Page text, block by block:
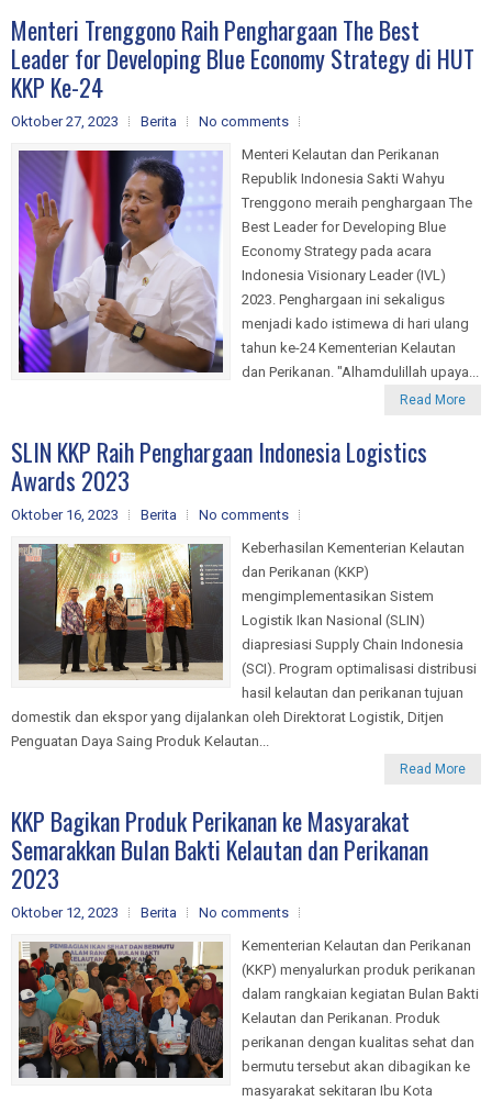
Menteri Trenggono Raih Penghargaan The Best
Leader for Developing Blue Economy Strategy di HUT
KKP Ke-24
Oktober 27, 2023 Berita
No comments
Menteri Kelautan dan Perikanan
Republik Indonesia Sakti Wahyu
Trenggono meraih penghargaan The
Best Leader for Developing Blue
Economy Strategy pada acara
Indonesia Visionary Leader (IVL)
2023. Penghargaan ini sekaligus
menjadi kado istimewa di hari ulang
tahun ke-24 Kementerian Kelautan
dan Perikanan. "Alhamdulillah upaya...
Read More
SLIN KKP Raih Penghargaan Indonesia Logistics
Awards 2023
Oktober 16, 2023 Berita
No comments
Keberhasilan Kementerian Kelautan
dan Perikanan (KKP)
mengimplementasikan Sistem
Logistik Ikan Nasional (SLIN)
diapresiasi Supply Chain Indonesia
(SCI). Program optimalisasi distribusi
hasil kelautan dan perikanan tujuan
domestik dan ekspor yang dijalankan oleh Direktorat Logistik, Ditjen
Penguatan Daya Saing Produk Kelautan...
Read More
KKP Bagikan Produk Perikanan ke Masyarakat
Semarakkan Bulan Bakti Kelautan dan Perikanan
2023
Oktober 12, 2023 Berita
No comments
Kementerian Kelautan dan Perikanan
(KKP) menyalurkan produk perikanan
dalam rangkaian kegiatan Bulan Bakti
Kelautan dan Perikanan. Produk
perikanan dengan kualitas sehat dan
bermutu tersebut akan dibagikan ke
masyarakat sekitaran Ibu Kota